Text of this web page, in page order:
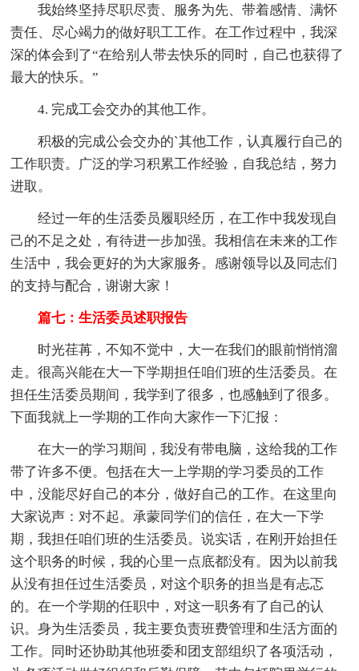
我始终坚持尽职尽责、服务为先、带着感情、满怀
责任、尽心竭力的做好职工工作。在工作过程中，我深
深的体会到了“在给别人带去快乐的同时，自己也获得了
最大的快乐。”
4. 完成工会交办的其他工作。
积极的完成公会交办的`其他工作，认真履行自己的
工作职责。广泛的学习积累工作经验，自我总结，努力
进取。
经过一年的生活委员履职经历，在工作中我发现自
己的不足之处，有待进一步加强。我相信在未来的工作
生活中，我会更好的为大家服务。感谢领导以及同志们
的支持与配合，谢谢大家！
篇七：生活委员述职报告
时光荏苒，不知不觉中，大一在我们的眼前悄悄溜
走。很高兴能在大一下学期担任咱们班的生活委员。在
担任生活委员期间，我学到了很多，也感触到了很多。
下面我就上一学期的工作向大家作一下汇报：
在大一的学习期间，我没有带电脑，这给我的工作
带了许多不便。包括在大一上学期的学习委员的工作
中，没能尽好自己的本分，做好自己的工作。在这里向
大家说声：对不起。承蒙同学们的信任，在大一下学
期，我担任咱们班的生活委员。说实话，在刚开始担任
这个职务的时候，我的心里一点底都没有。因为以前我
从没有担任过生活委员，对这个职务的担当是有忐忑
的。在一个学期的任职中，对这一职务有了自己的认
识。身为生活委员，我主要负责班费管理和生活方面的
工作。同时还协助其他班委和团支部组织了各项活动，